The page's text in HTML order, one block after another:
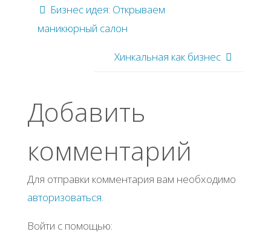
Бизнес идея: Открываем
маникюрный салон
Хинкальная как бизнес
Добавить
комментарий
Для отправки комментария вам необходимо
авторизоваться.
Войти с помощью: